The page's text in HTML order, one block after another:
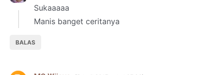
Sukaaaaa
Manis banget ceritanya
BALAS